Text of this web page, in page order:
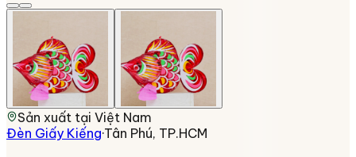
Sản xuất tại Việt Nam
Đèn Giấy Kiếng·Tân Phú, TP.HCM